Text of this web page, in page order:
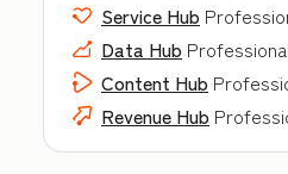
Service Hub
Data Hub
Content Hub
Revenue Hub